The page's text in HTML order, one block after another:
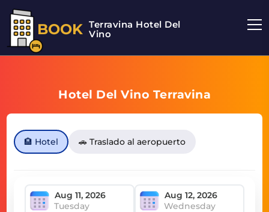
BOOK Terravina Hotel Del
Vino
Hotel Del Vino Terravina
🏨 Hotel 🚗 Traslado al aeropuerto
Tuesday Wednesday